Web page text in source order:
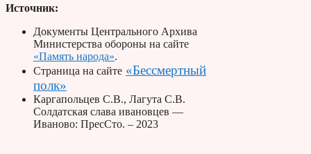
Источник:
Документы Центрального Архива
Министерства обороны на сайте
«Память народа».
Страница на сайте «Бессмертный
полк»
Каргапольцев С.В., Лагута С.В.
Солдатская слава ивановцев —
Иваново: ПресСто. – 2023